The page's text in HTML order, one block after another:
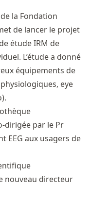
la Fondation
de lancer le projet
étude IRM de
L’étude a donné
équipements de
eye
dirigée par le Pr
EEG aux usagers de
nouveau directeur